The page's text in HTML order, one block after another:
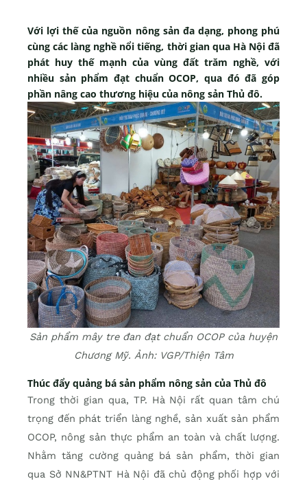
Với lợi thế của nguồn nông sản đa dạng, phong phú
cùng các làng nghề nổi tiếng, thời gian qua Hà Nội đã
phát huy thế mạnh của vùng đất trăm nghề, với
nhiều sản phẩm đạt chuẩn OCOP, qua đó đã góp
phần nâng cao thương hiệu của nông sản Thủ đô.
Sản phẩm mây tre đan đạt chuẩn OCOP của huyện
Chương Mỹ. Ảnh: VGP/Thiện Tâm
Thúc đẩy quảng bá sản phẩm nông sản của Thủ đô
Trong thời gian qua, TP. Hà Nội rất quan tâm chú
trọng đến phát triển làng nghề, sản xuất sản phẩm
OCOP, nông sản thực phẩm an toàn và chất lượng.
Nhằm tăng cường quảng bá sản phẩm, thời gian
qua Sở NN&PTNT Hà Nội đã chủ động phối hợp với